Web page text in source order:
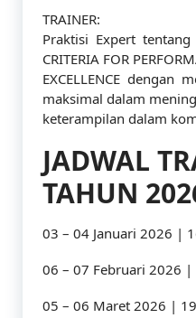
TRAINER:
Praktisi Expert tentang
CRITERIA FOR
EXCELLENCE dengan
maksimal dalam
keterampilan dalam
JADWAL
TAHUN
03 – 04 Januari 2026 |
06 – 07 Februari 2026
05 – 06 Maret 2026 |